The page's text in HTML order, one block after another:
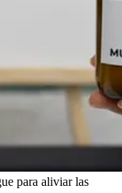
para aliviar las